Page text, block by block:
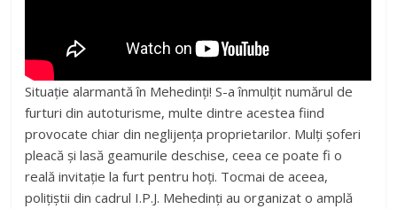
Situație alarmantă în Mehedinți! S-a înmulțit numărul de
furturi din autoturisme, multe dintre acestea fiind
provocate chiar din neglijența proprietarilor. Mulți șoferi
pleacă și lasă geamurile deschise, ceea ce poate fi o
reală invitație la furt pentru hoți. Tocmai de aceea,
polițiștii din cadrul I.P.J. Mehedinți au organizat o amplă